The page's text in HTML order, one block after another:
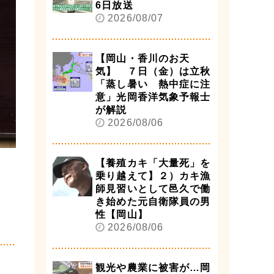
6日放送
2026/08/07
【岡山・香川のお天
気】 ７日（金）は立秋
「蒸し暑い 熱中症に注
意」光岡香洋気象予報士
が解説
2026/08/06
【養殖カキ「大量死」を
乗り越えて】２）カキ漁
師見習いとして邑久で働
き始めた元自衛隊員の男
性【岡山】
2026/08/06
観光や農業に被害が…岡